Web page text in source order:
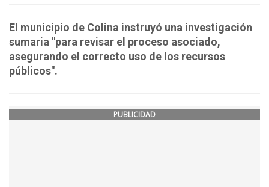
El municipio de Colina instruyó una investigación
sumaria "para revisar el proceso asociado,
asegurando el correcto uso de los recursos
públicos".
PUBLICIDAD